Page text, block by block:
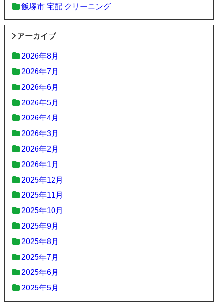
飯塚市 宅配 クリーニング
アーカイブ
2026年8月
2026年7月
2026年6月
2026年5月
2026年4月
2026年3月
2026年2月
2026年1月
2025年12月
2025年11月
2025年10月
2025年9月
2025年8月
2025年7月
2025年6月
2025年5月